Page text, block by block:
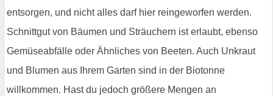
entsorgen, und nicht alles darf hier reingeworfen werden.
Schnittgut von Bäumen und Sträuchern ist erlaubt, ebenso
Gemüseabfälle oder Ähnliches von Beeten. Auch Unkraut
und Blumen aus Ihrem Garten sind in der Biotonne
willkommen. Hast du jedoch größere Mengen an